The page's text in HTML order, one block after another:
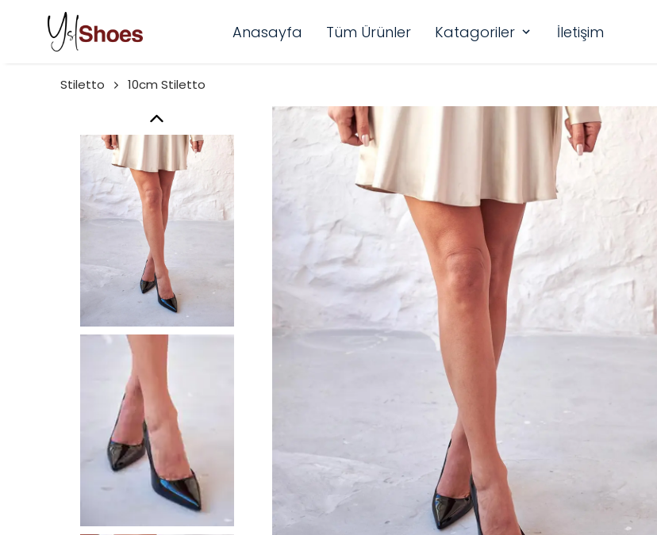
Anasayfa Tüm Ürünler Katagoriler İletişim
Stiletto 10cm Stiletto